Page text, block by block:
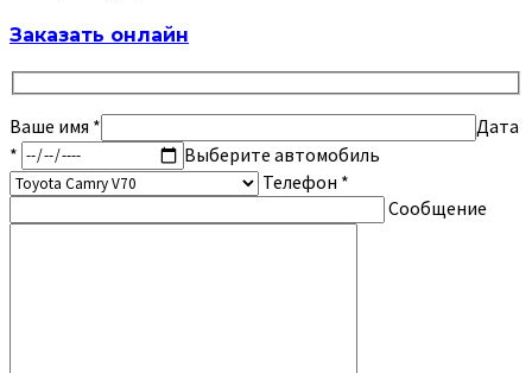
Заказать онлайн
Ваше имя *
Дата
*
Выберите автомобиль
Телефон *
Сообщение